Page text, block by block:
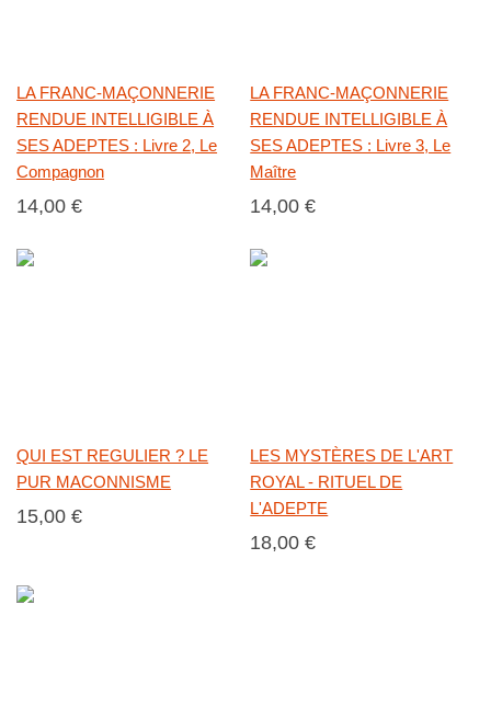
LA FRANC-MAÇONNERIE
RENDUE INTELLIGIBLE À
SES ADEPTES : Livre 2, Le
Compagnon
14,00 €
LA FRANC-MAÇONNERIE
RENDUE INTELLIGIBLE À
SES ADEPTES : Livre 3, Le
Maître
14,00 €
QUI EST REGULIER ? LE
PUR MACONNISME
15,00 €
LES MYSTÈRES DE L'ART
ROYAL - RITUEL DE
L'ADEPTE
18,00 €